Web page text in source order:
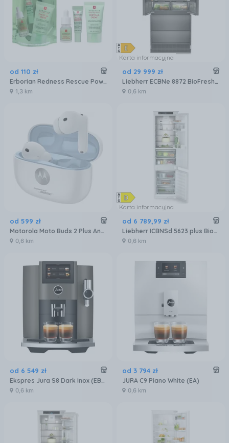
od 110 zł
Erborian Redness Rescue Power Kit Zestaw Do Pielęgnacji Twarzy
1,3 km
Karta informacyjna
od 29 999 zł
Liebherr ECBNe 8872 BioFresh NoFrost
0,6 km
od 599 zł
Motorola Moto Buds 2 Plus Anc Biały
0,6 km
Karta informacyjna
od 6 789,99 zł
Liebherr ICBNSd 5623 plus BioFresh NoFrost
0,6 km
od 6 549 zł
Ekspres Jura S8 Dark Inox (EB) 15480
0,6 km
od 3 794 zł
JURA C9 Piano White (EA)
0,6 km